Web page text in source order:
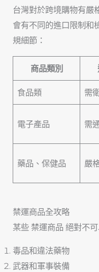
台灣對於跨境購物有嚴
會有不同的進口限制和
規細節：
商品類別
食品類 需
電子產品 需
藥品、保健品 嚴
禁運商品全攻略
某些 禁運商品 絕對不
毒品和違法藥物
武器和軍事裝備